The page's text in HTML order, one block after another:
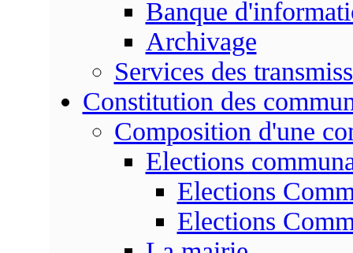
Banque
Archivage
Services des
Constitution des
Composition d'une
Elections
Elections
Elections